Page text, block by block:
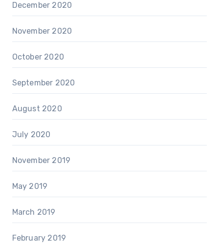
December 2020
November 2020
October 2020
September 2020
August 2020
July 2020
November 2019
May 2019
March 2019
February 2019